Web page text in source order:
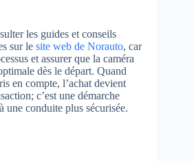
les guides et conseils
sur le site web de Norauto, car
et assurer que la caméra
dès le départ. Quand
en compte, l’achat devient
c’est une démarche
une conduite plus sécurisée.